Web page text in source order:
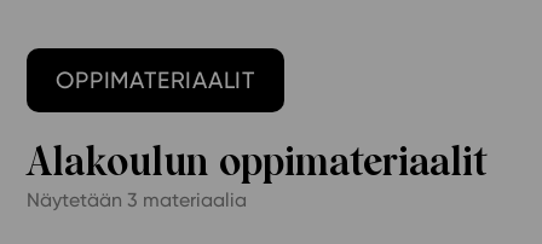
Kokeilutarjous
Ainstain
Yläkoulu
Lukio
OPPIMATERIAALIT
Alakoulun oppimateriaalit
Näytetään 3 materiaalia